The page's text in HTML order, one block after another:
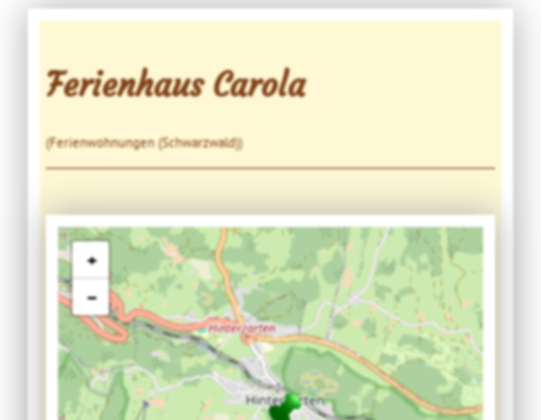
Ferienhaus Carola
(Ferienwohnungen (Schwarzwald))
+
−